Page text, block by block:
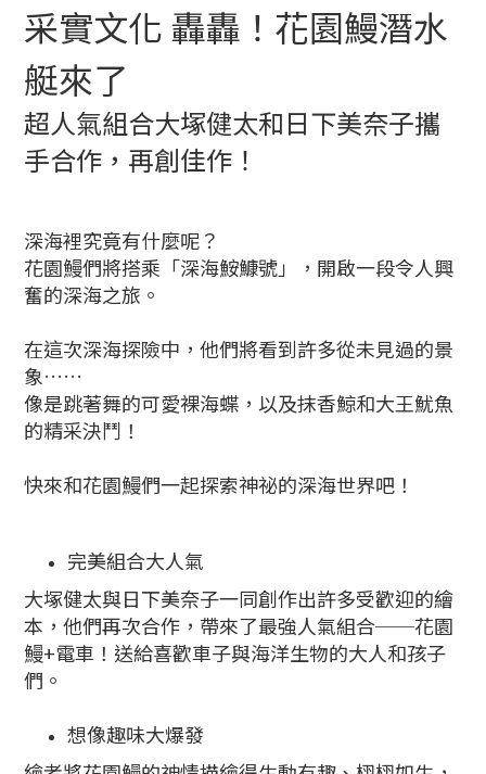
采實文化 轟轟！花園鰻潛水
艇來了
超人氣組合大塚健太和日下美奈子攜
手合作，再創佳作！
深海裡究竟有什麼呢？
花園鰻們將搭乘「深海鮟鱇號」，開啟一段令人興
奮的深海之旅。
在這次深海探險中，他們將看到許多從未見過的景
象……
像是跳著舞的可愛裸海蝶，以及抹香鯨和大王魷魚
的精采決鬥！
快來和花園鰻們一起探索神祕的深海世界吧！
完美組合大人氣
大塚健太與日下美奈子一同創作出許多受歡迎的繪
本，他們再次合作，帶來了最強人氣組合──花園
鰻+電車！送給喜歡車子與海洋生物的大人和孩子
們。
想像趣味大爆發